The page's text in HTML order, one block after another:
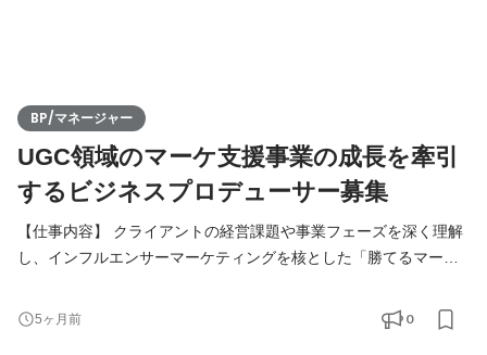
BP/マネージャー
UGC領域のマーケ支援事業の成長を牽引
するビジネスプロデューサー募集
【仕事内容】 クライアントの経営課題や事業フェーズを深く理解
し、インフルエンサーマーケティングを核とした「勝てるマーケ
BP/セールスマネージャーとして、自ら大型案件を獲得・リードす
るだけでなく、プロジェクト全体の収益管理、チームメンバーの
5ヶ月前 0